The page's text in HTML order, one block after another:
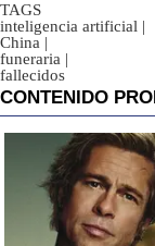
TAGS
inteligencia artificial |
China |
funeraria |
fallecidos